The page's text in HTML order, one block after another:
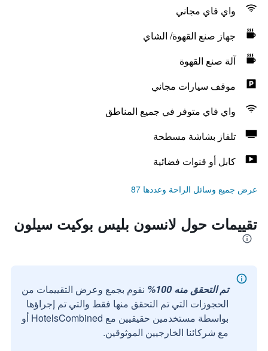
واي فاي مجاني
جهاز صنع القهوة/ الشاي
آلة صنع القهوة
موقف سيارات مجاني
واي فاي متوفر في جميع المناطق
تلفاز بشاشة مسطحة
كابل أو قنوات فضائية
عرض جميع وسائل الراحة وعددها 87
تقييمات حول لانسون بليس بوكيت سيلون
تم التحقق منه 100%
نقوم بجمع وعرض التقييمات من
الحجوزات التي تم التحقق منها فقط والتي تم إجراؤها
بواسطة مستخدمين حقيقيين مع HotelsCombined أو
مع شركائنا الخارجيين الموثوقين.